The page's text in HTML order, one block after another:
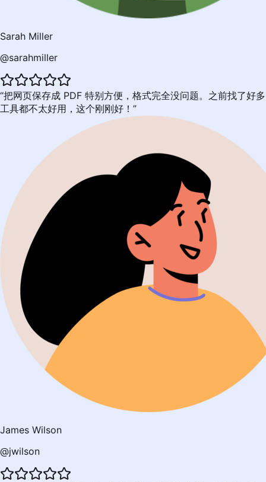
Sarah Miller
@sarahmiller
把网页保存成 PDF 特别方便，格式完全没问题。之前找了好多
工具都不太好用，这个刚刚好！
James Wilson
@jwilson